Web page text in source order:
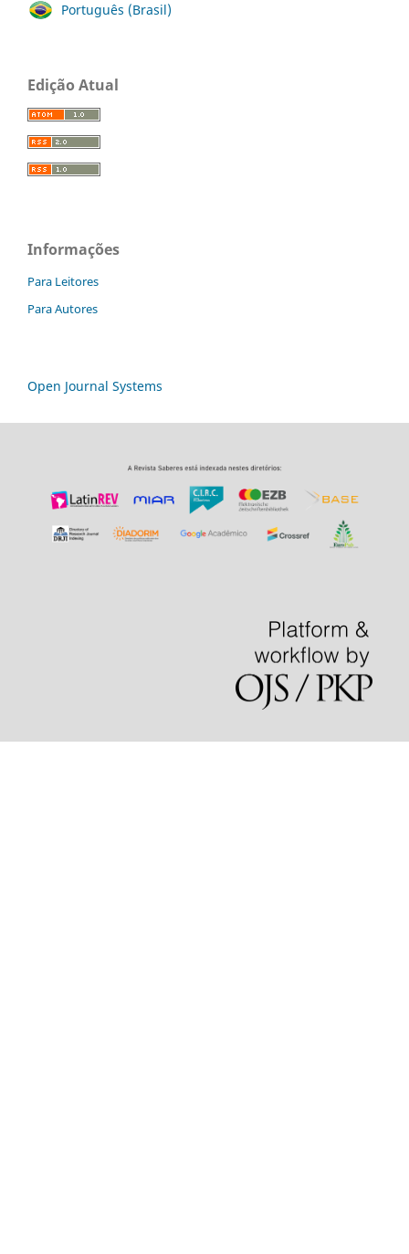
Português (Brasil)
Edição Atual
Informações
Para Leitores
Para Autores
Open Journal Systems